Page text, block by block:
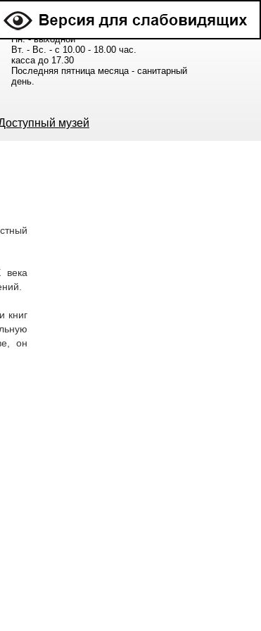
Расписание работы музея:
Пн. - выходной
Вт. - Вс. - с 10.00 - 18.00 час.
касса до 17.30
Последняя пятница месяца - санитарный
день.
музей
века
книг
он